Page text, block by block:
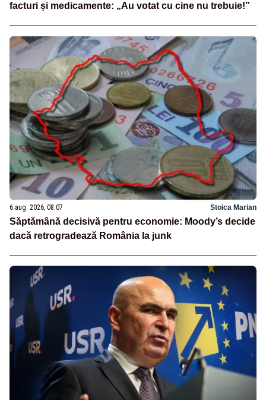
facturi și medicamente: „Au votat cu cine nu trebuie!”
6 aug. 2026, 08:07 Stoica Marian
Săptămână decisivă pentru economie: Moody’s decide
dacă retrogradează România la junk